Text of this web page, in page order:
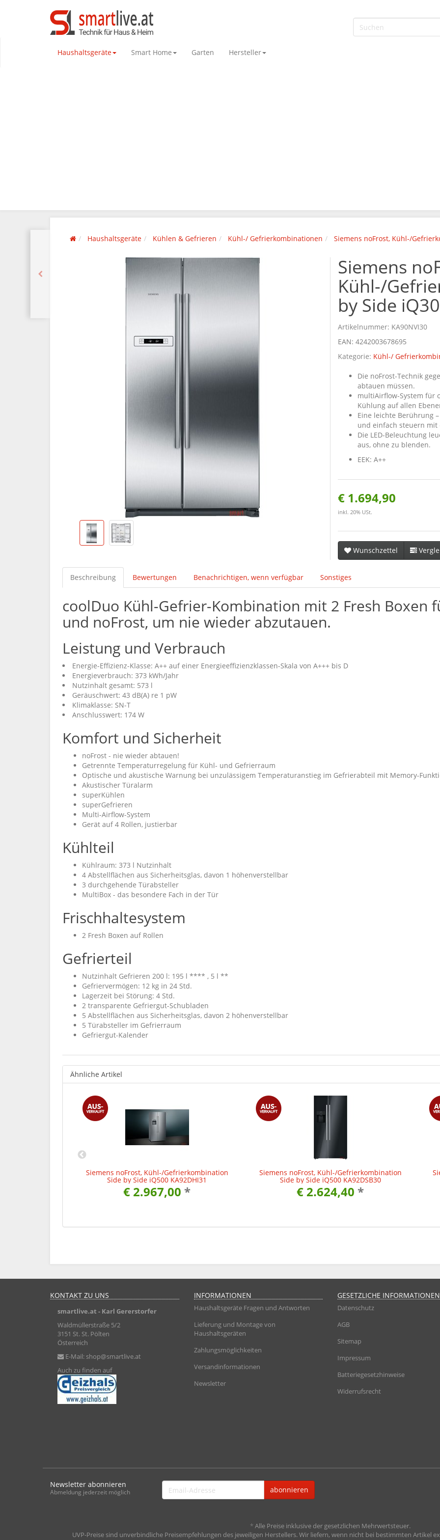
Haushaltsgeräte Smart Home Garten Hersteller
Haushaltsgeräte Kühlen & Gefrieren Kühl-/ Gefrierkombinationen Siemens noFrost, Kühl-/
Siemens
Kühl-/
by Side
Artikelnummer: KA90NVI30
EAN: 4242003678695
Kategorie: Kühl-/
Die noFrost-Technik
abtauen müssen.
multiAirflow-System für
Kühlung auf allen
Eine leichte Berührung
und einfach steuern mit
Die LED-Beleuchtung
aus, ohne zu blenden.
EEK: A++
€ 1.694,90
inkl. 20% USt.
Wunschzettel
Beschreibung Bewertungen Benachrichtigen, wenn verfügbar Sonstiges
coolDuo Kühl-Gefrier-Kombination mit 2 Fresh Boxen
und noFrost, um nie wieder abzutauen.
Leistung und Verbrauch
Energie-Effizienz-Klasse: A++ auf einer Energieeffizienzklassen-Skala von A+++ bis D
Energieverbrauch: 373 kWh/Jahr
Nutzinhalt gesamt: 573 l
Geräuschwert: 43 dB(A) re 1 pW
Klimaklasse: SN-T
Anschlusswert: 174 W
Komfort und Sicherheit
noFrost - nie wieder abtauen!
Getrennte Temperaturregelung für Kühl- und Gefrierraum
Optische und akustische Warnung bei unzulässigem Temperaturanstieg im Gefrierabteil mit Memory-
Akustischer Türalarm
superKühlen
superGefrieren
Multi-Airflow-System
Gerät auf 4 Rollen, justierbar
Kühlteil
Kühlraum: 373 l Nutzinhalt
4 Abstellflächen aus Sicherheitsglas, davon 1 höhenverstellbar
3 durchgehende Türabsteller
MultiBox - das besondere Fach in der Tür
Frischhaltesystem
2 Fresh Boxen auf Rollen
Gefrierteil
Nutzinhalt Gefrieren 200 l: 195 l **** , 5 l **
Gefriervermögen: 12 kg in 24 Std.
Lagerzeit bei Störung: 4 Std.
2 transparente Gefriergut-Schubladen
5 Abstellflächen aus Sicherheitsglas, davon 2 höhenverstellbar
5 Türabsteller im Gefrierraum
Gefriergut-Kalender
Ähnliche Artikel
Siemens noFrost, Kühl-/Gefrierkombination
Side by Side iQ500 KA92DHI31
€ 2.967,00 *
Siemens noFrost, Kühl-/Gefrierkombination
Side by Side iQ500 KA92DSB30
€ 2.624,40 *
KONTAKT ZU UNS
smartlive.at - Karl Gererstorfer
Waldmüllerstraße 5/2
3151 St. St. Pölten
Österreich
E-Mail: shop@smartlive.at
Auch zu finden auf
INFORMATIONEN
Haushaltsgeräte Fragen und Antworten
Lieferung und Montage von
Haushaltsgeräten
Zahlungsmöglichkeiten
Versandinformationen
Newsletter
GESETZLICHE INFORMATIONEN
Datenschutz
AGB
Sitemap
Impressum
Batteriegesetzhinweise
Widerrufsrecht
Newsletter abonnieren
Abmeldung jederzeit möglich
Email-
Adresse
abonnieren
*Alle Preise inklusive der gesetzlichen Mehrwertsteuer.
UVP-Preise sind unverbindliche Preisempfehlungen des jeweiligen Herstellers. Wir liefern, wenn nicht bei bestimmten Artikel